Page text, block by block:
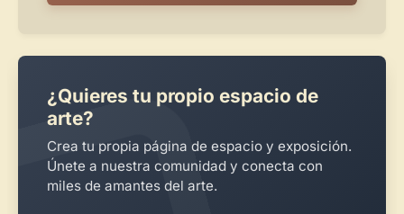
¿Quieres tu propio espacio de
arte?
Crea tu propia página de espacio y exposición.
Únete a nuestra comunidad y conecta con
miles de amantes del arte.